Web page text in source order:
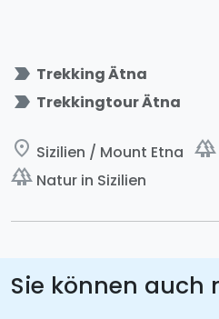
label_important Trekking Ätna
label_important Trekkingtour Ätna
place Sizilien / Mount Etna forest
forest Natur in Sizilien
Sie können auch